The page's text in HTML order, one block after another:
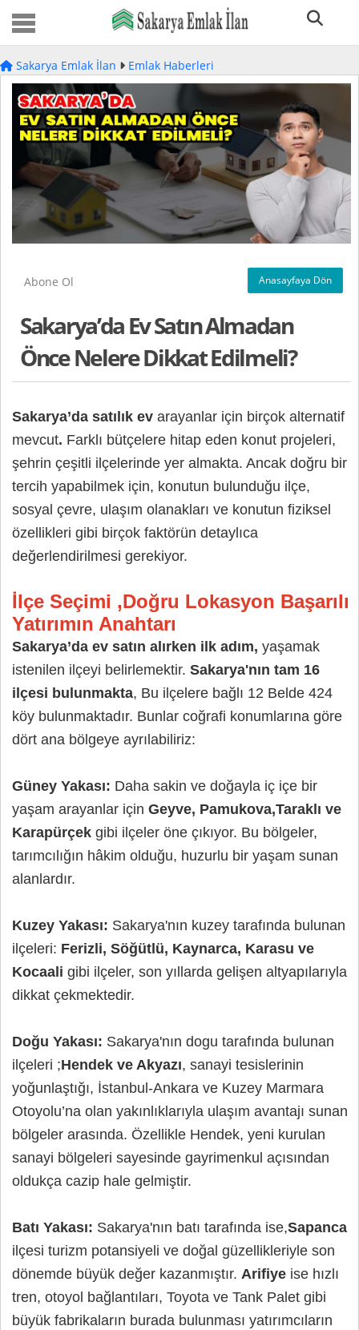
Sakarya Emlak İlan Emlak Haberleri
Abone Ol Anasayfaya Dön
Sakarya’da Ev Satın Almadan
Önce Nelere Dikkat Edilmeli?
Sakarya’da satılık ev arayanlar için birçok alternatif
mevcut. Farklı bütçelere hitap eden konut projeleri,
şehrin çeşitli ilçelerinde yer almakta. Ancak doğru bir
tercih yapabilmek için, konutun bulunduğu ilçe,
sosyal çevre, ulaşım olanakları ve konutun fiziksel
özellikleri gibi birçok faktörün detaylıca
değerlendirilmesi gerekiyor.
İlçe Seçimi ,Doğru Lokasyon Başarılı
Yatırımın Anahtarı
Sakarya’da ev satın alırken ilk adım, yaşamak
istenilen ilçeyi belirlemektir. Sakarya'nın tam 16
ilçesi bulunmakta, Bu ilçelere bağlı 12 Belde 424
köy bulunmaktadır. Bunlar coğrafi konumlarına göre
dört ana bölgeye ayrılabiliriz:
Güney Yakası: Daha sakin ve doğayla iç içe bir
yaşam arayanlar için Geyve, Pamukova,Taraklı ve
Karapürçek gibi ilçeler öne çıkıyor. Bu bölgeler,
tarımcılığın hâkim olduğu, huzurlu bir yaşam sunan
alanlardır.
Kuzey Yakası: Sakarya'nın kuzey tarafında bulunan
ilçeleri: Ferizli, Söğütlü, Kaynarca, Karasu ve
Kocaali gibi ilçeler, son yıllarda gelişen altyapılarıyla
dikkat çekmektedir.
Doğu Yakası: Sakarya'nın dogu tarafında bulunan
ilçeleri ;Hendek ve Akyazı, sanayi tesislerinin
yoğunlaştığı, İstanbul-Ankara ve Kuzey Marmara
Otoyolu’na olan yakınlıklarıyla ulaşım avantajı sunan
bölgeler arasında. Özellikle Hendek, yeni kurulan
sanayi bölgeleri sayesinde gayrimenkul açısından
oldukça cazip hale gelmiştir.
Batı Yakası: Sakarya'nın batı tarafında ise,Sapanca
ilçesi turizm potansiyeli ve doğal güzellikleriyle son
dönemde büyük değer kazanmıştır. Arifiye ise hızlı
tren, otoyol bağlantıları, Toyota ve Tank Palet gibi
büyük fabrikaların burada bulunması yatırımcıların